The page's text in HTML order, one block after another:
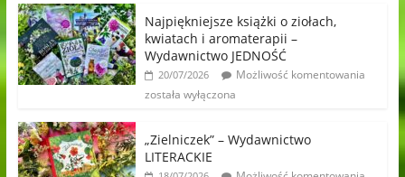
Najpiękniejsze książki o ziołach,
kwiatach i aromaterapii –
Wydawnictwo JEDNOŚĆ
20/07/2026
Możliwość komentowania
została wyłączona
„Zielniczek” – Wydawnictwo
LITERACKIE